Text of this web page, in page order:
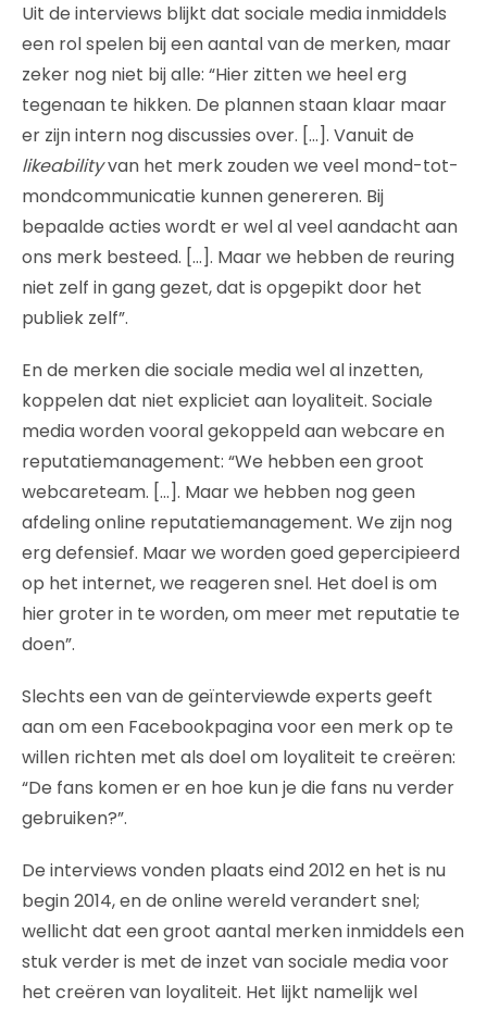
Uit de interviews blijkt dat sociale media inmiddels
een rol spelen bij een aantal van de merken, maar
zeker nog niet bij alle: “Hier zitten we heel erg
tegenaan te hikken. De plannen staan klaar maar
er zijn intern nog discussies over. […]. Vanuit de
likeabilityvan het merk zouden we veel mond-tot-
mondcommunicatie kunnen genereren. Bij
bepaalde acties wordt er wel al veel aandacht aan
ons merk besteed. […]. Maar we hebben de reuring
niet zelf in gang gezet, dat is opgepikt door het
publiek zelf”.
En de merken die sociale media wel al inzetten,
koppelen dat niet expliciet aan loyaliteit. Sociale
media worden vooral gekoppeld aan webcare en
reputatiemanagement: “We hebben een groot
webcareteam. […]. Maar we hebben nog geen
afdeling online reputatiemanagement. We zijn nog
erg defensief. Maar we worden goed gepercipieerd
op het internet, we reageren snel. Het doel is om
hier groter in te worden, om meer met reputatie te
doen”.
Slechts een van de geïnterviewde experts geeft
aan om een Facebookpagina voor een merk op te
willen richten met als doel om loyaliteit te creëren:
“De fans komen er en hoe kun je die fans nu verder
gebruiken?”.
De interviews vonden plaats eind 2012 en het is nu
begin 2014, en de online wereld verandert snel;
wellicht dat een groot aantal merken inmiddels een
stuk verder is met de inzet van sociale media voor
het creëren van loyaliteit. Het lijkt namelijk wel